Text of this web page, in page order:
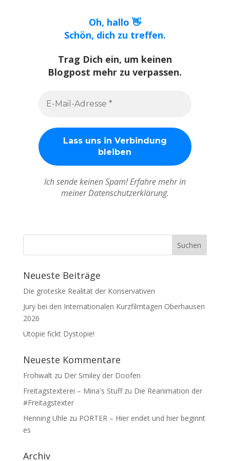
Oh, hallo 👋
Schön, dich zu treffen.
Trag Dich ein, um keinen
Blogpost mehr zu verpassen.
Ich sende keinen Spam! Erfahre mehr in
meiner Datenschutzerklärung.
Neueste Beiträge
Die groteske Realität der Konservativen
Jury bei den Internationalen Kurzfilmtagen Oberhausen
2026
Utopie fickt Dystopie!
Neueste Kommentare
Frohwaltzu Der Smiley der Doofen
Freitagstexterei – Mina's Stuffzu Die Reanimation der
#Freitagstexter
Henning Uhle zu PORTER – Hier endet und hier beginnt
es
Archiv